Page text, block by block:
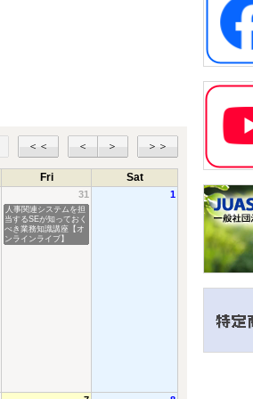
＜＜ ＜ ＞ ＞＞
Fri Sat
31 1
人事関連システムを担
当するSEが知っておく
べき業務知識講座【オ
ンラインライブ】